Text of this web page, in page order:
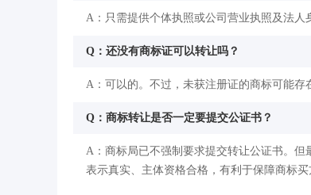
A：只需提供个体执照或公司营业执照及法人
Q：还没有商标证可以转让吗？
A：可以的。不过，未获注册证的商标可能存
Q：商标转让是否一定要提交公证书？
A：商标局已不强制要求提交转让公证书。
表示真实、主体资格合格，有利于保障商标